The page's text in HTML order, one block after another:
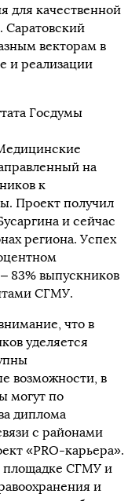
для качественной
Саратовский
векторам в
и реализации
Госдумы
на
к
Проект получил
и сейчас
региона. Успех
83% выпускников
СГМУ.
что в
уделяется
возможности, в
могут по
диплома
с районами
«PRO-карьера».
площадке СГМУ и
и